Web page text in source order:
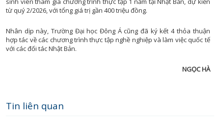
HỘI ĐỒNG NHÂN DÂN VỚI CỬ
LIVE IN DA
NĂNG LƯỢNG NGÀY
TAN CA VUI
TÔI YÊU ĐÀ
NÔNG TRẠI VUI
từ quý 2/2026, với tổng giá trị gần 400 triệu đồng.
Nhân dịp này, Trường Đại học Đông Á cũng đã ký kết 4 thỏa thuận
hợp tác về các chương trình thực tập nghề nghiệp và làm việc quốc tế
với các đối tác Nhật Bản.
NGỌC HÀ
Tin liên quan